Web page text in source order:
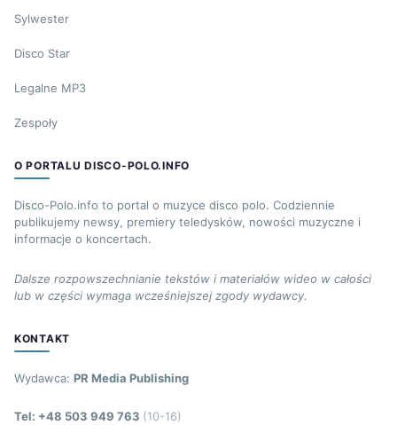
Sylwester
Disco Star
Legalne MP3
Zespoły
O PORTALU DISCO-POLO.INFO
Disco-Polo.info to portal o muzyce disco polo. Codziennie
publikujemy newsy, premiery teledysków, nowości muzyczne i
informacje o koncertach.
Dalsze rozpowszechnianie tekstów i materiałów wideo w całości
lub w części wymaga wcześniejszej zgody wydawcy.
KONTAKT
Wydawca: PR Media Publishing
Tel: +48 503 949 763 (10-16)